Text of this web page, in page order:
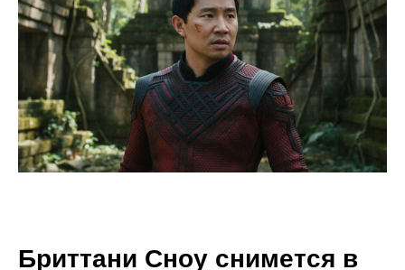
Бриттани Сноу снимется в